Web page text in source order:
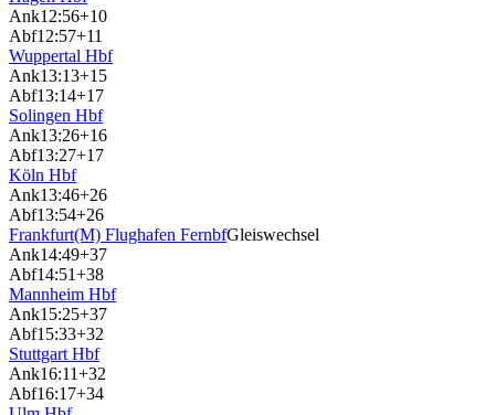
Ank12:56+10
Abf12:57+11
Wuppertal Hbf
Ank13:13+15
Abf13:14+17
Solingen Hbf
Ank13:26+16
Abf13:27+17
Köln Hbf
Ank13:46+26
Abf13:54+26
Frankfurt(M) Flughafen FernbfGleiswechsel
Ank14:49+37
Abf14:51+38
Mannheim Hbf
Ank15:25+37
Abf15:33+32
Stuttgart Hbf
Ank16:11+32
Abf16:17+34